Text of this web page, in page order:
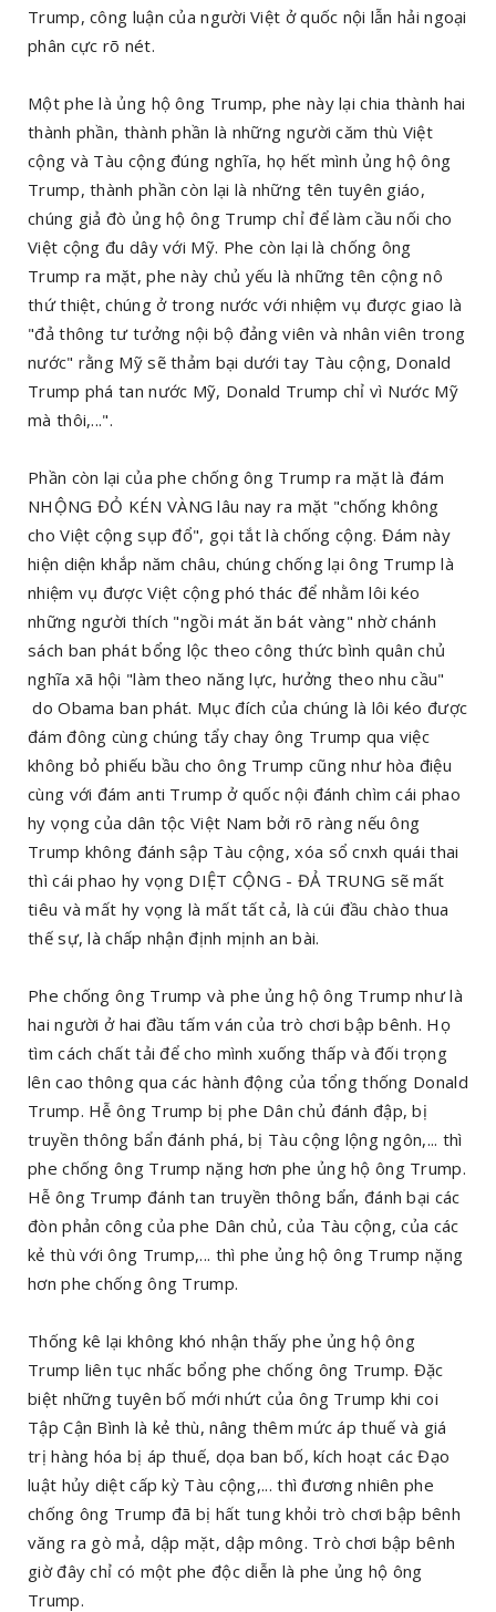
Trump, công luận của người Việt ở quốc nội lẫn hải ngoại
phân cực rõ nét.
Một phe là ủng hộ ông Trump, phe này lại chia thành hai
thành phần, thành phần là những người căm thù Việt
cộng và Tàu cộng đúng nghĩa, họ hết mình ủng hộ ông
Trump, thành phần còn lại là những tên tuyên giáo,
chúng giả đò ủng hộ ông Trump chỉ để làm cầu nối cho
Việt cộng đu dây với Mỹ. Phe còn lại là chống ông
Trump ra mặt, phe này chủ yếu là những tên cộng nô
thứ thiệt, chúng ở trong nước với nhiệm vụ được giao là
"đả thông tư tưởng nội bộ đảng viên và nhân viên trong
nước" rằng Mỹ sẽ thảm bại dưới tay Tàu cộng, Donald
Trump phá tan nước Mỹ, Donald Trump chỉ vì Nước Mỹ
mà thôi,...".
Phần còn lại của phe chống ông Trump ra mặt là đám
NHỘNG ĐỎ KÉN VÀNG lâu nay ra mặt "chống không
cho Việt cộng sụp đổ", gọi tắt là chống cộng. Đám này
hiện diện khắp năm châu, chúng chống lại ông Trump là
nhiệm vụ được Việt cộng phó thác để nhằm lôi kéo
những người thích "ngồi mát ăn bát vàng" nhờ chánh
sách ban phát bổng lộc theo công thức bình quân chủ
nghĩa xã hội "làm theo năng lực, hưởng theo nhu cầu"
do Obama ban phát. Mục đích của chúng là lôi kéo được
đám đông cùng chúng tẩy chay ông Trump qua việc
không bỏ phiếu bầu cho ông Trump cũng như hòa điệu
cùng với đám anti Trump ở quốc nội đánh chìm cái phao
hy vọng của dân tộc Việt Nam bởi rõ ràng nếu ông
Trump không đánh sập Tàu cộng, xóa sổ cnxh quái thai
thì cái phao hy vọng DIỆT CỘNG - ĐẢ TRUNG sẽ mất
tiêu và mất hy vọng là mất tất cả, là cúi đầu chào thua
thế sự, là chấp nhận định mịnh an bài.
Phe chống ông Trump và phe ủng hộ ông Trump như là
hai người ở hai đầu tấm ván của trò chơi bập bênh. Họ
tìm cách chất tải để cho mình xuống thấp và đối trọng
lên cao thông qua các hành động của tổng thống Donald
Trump. Hễ ông Trump bị phe Dân chủ đánh đập, bị
truyền thông bẩn đánh phá, bị Tàu cộng lộng ngôn,... thì
phe chống ông Trump nặng hơn phe ủng hộ ông Trump.
Hễ ông Trump đánh tan truyền thông bẩn, đánh bại các
đòn phản công của phe Dân chủ, của Tàu cộng, của các
kẻ thù với ông Trump,... thì phe ủng hộ ông Trump nặng
hơn phe chống ông Trump.
Thống kê lại không khó nhận thấy phe ủng hộ ông
Trump liên tục nhấc bổng phe chống ông Trump. Đặc
biệt những tuyên bố mới nhứt của ông Trump khi coi
Tập Cận Bình là kẻ thù, nâng thêm mức áp thuế và giá
trị hàng hóa bị áp thuế, dọa ban bố, kích hoạt các Đạo
luật hủy diệt cấp kỳ Tàu cộng,... thì đương nhiên phe
chống ông Trump đã bị hất tung khỏi trò chơi bập bênh
văng ra gò mả, dập mặt, dập mông. Trò chơi bập bênh
giờ đây chỉ có một phe độc diễn là phe ủng hộ ông
Trump.